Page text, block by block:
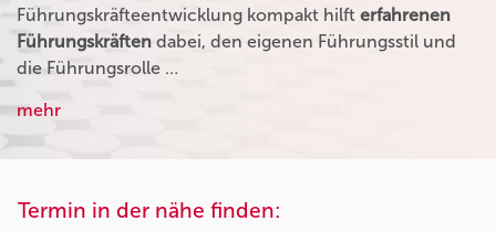
Führungskräfteentwicklung kompakt hilft erfahrenen
Führungskräften dabei, den eigenen Führungsstil und
die Führungsrolle …
mehr
Termin in der nähe finden: